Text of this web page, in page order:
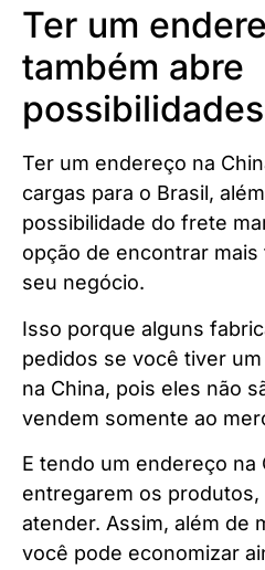
Ter um
também abre
possibilidades
Ter um endereço na
cargas para o Brasil,
possibilidade do frete
opção de encontrar
seu negócio.
Isso porque alguns
pedidos se você tiver
na China, pois eles não
vendem somente ao
E tendo um endereço na
entregarem os
atender. Assim, além de
você pode economizar